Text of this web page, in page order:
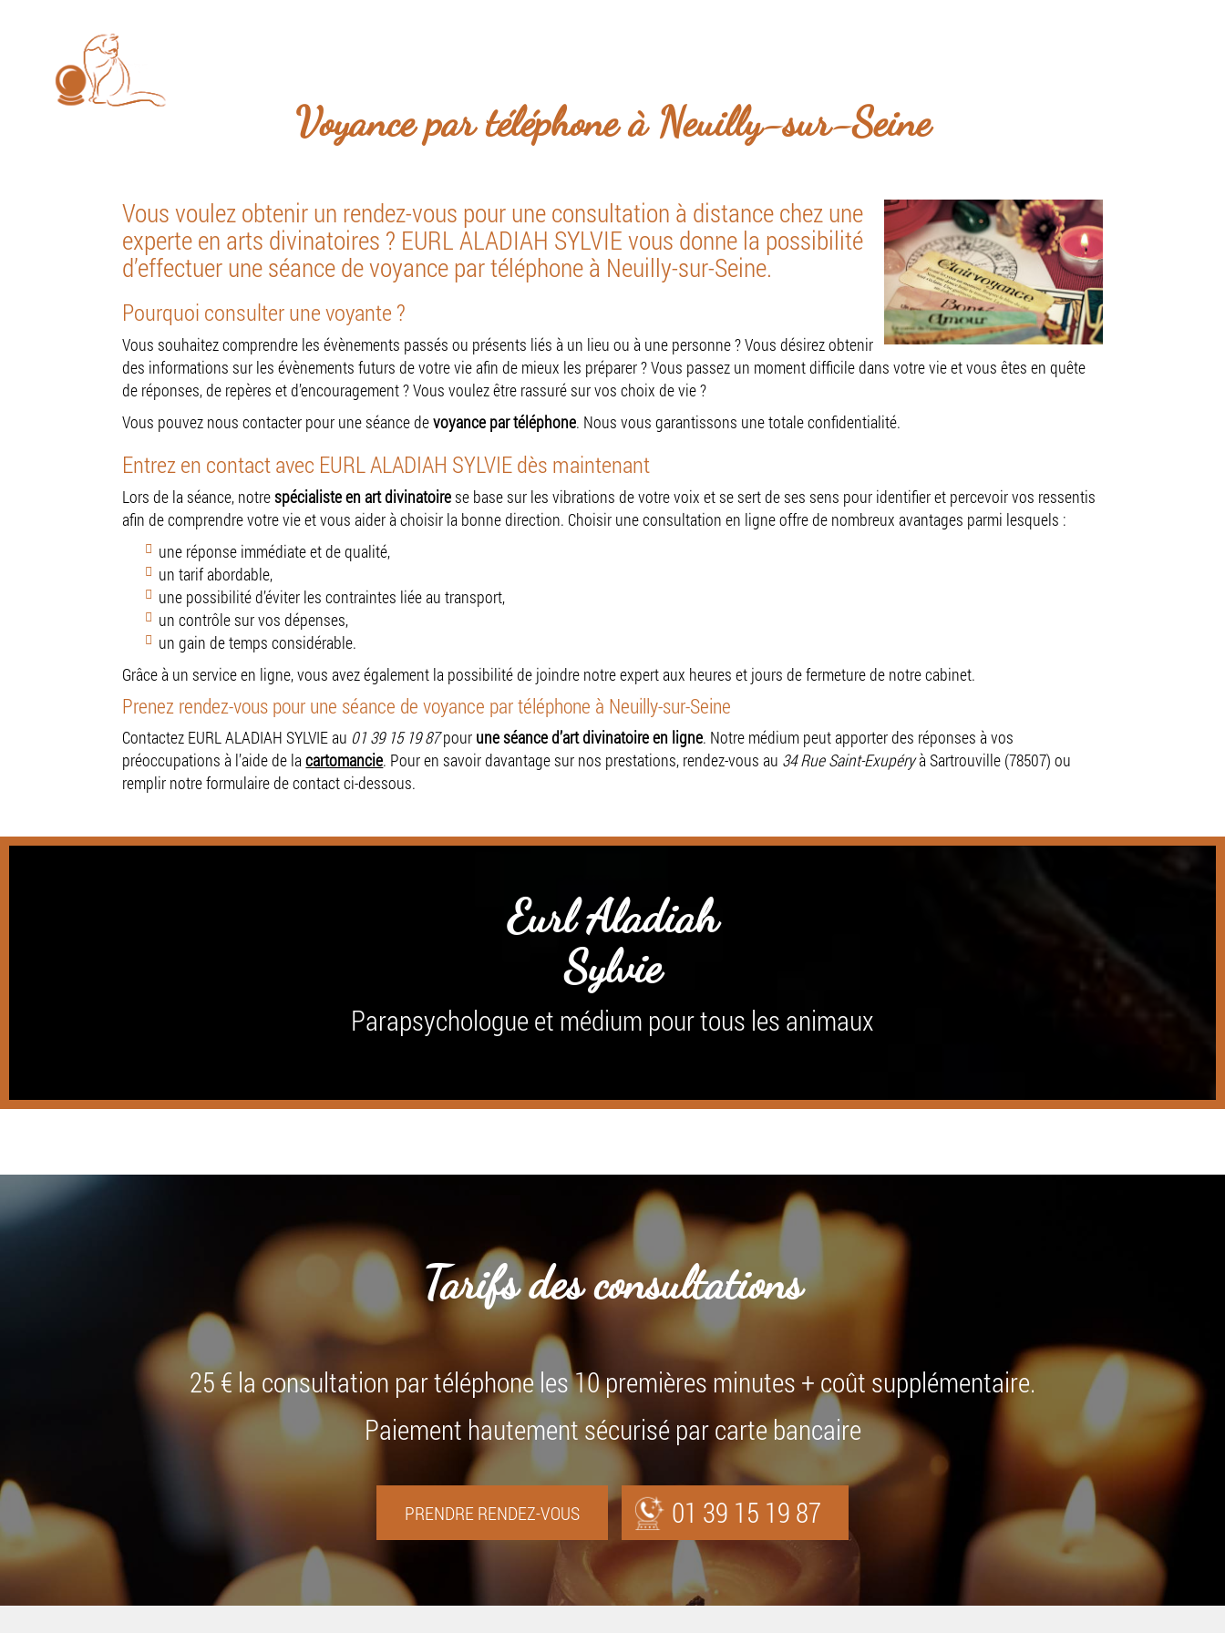
Voyance par téléphone à Neuilly-sur-Seine
Vous voulez obtenir un rendez-vous pour une consultation à distance chez une
experte en arts divinatoires ? EURL ALADIAH SYLVIE vous donne la possibilité
d’effectuer une séance de voyance par téléphone à Neuilly-sur-Seine.
Pourquoi consulter une voyante ?
Vous souhaitez comprendre les évènements passés ou présents liés à un lieu ou à une personne ? Vous désirez obtenir
des informations sur les évènements futurs de votre vie afin de mieux les préparer ? Vous passez un moment difficile dans votre vie et vous êtes en quête
de réponses, de repères et d’encouragement ? Vous voulez être rassuré sur vos choix de vie ?
Vous pouvez nous contacter pour une séance devoyance par téléphone. Nous vous garantissons une totale confidentialité.
Entrez en contact avec EURL ALADIAH SYLVIE dès maintenant
Lors de la séance, notrespécialiste en art divinatoirese base sur les vibrations de votre voix et se sert de ses sens pour identifier et percevoir vos ressentis
afin de comprendre votre vie et vous aider à choisir la bonne direction. Choisir une consultation en ligne offre de nombreux avantages parmi lesquels :
une réponse immédiate et de qualité,
un tarif abordable,
une possibilité d’éviter les contraintes liée au transport,
un contrôle sur vos dépenses,
un gain de temps considérable.
Grâce à un service en ligne, vous avez également la possibilité de joindre notre expert aux heures et jours de fermeture de notre cabinet.
Prenez rendez-vous pour une séance de voyance par téléphone à Neuilly-sur-Seine
Contactez EURL ALADIAH SYLVIE au 01 39 15 19 87pour une séance d’art divinatoire en ligne. Notre médium peut apporter des réponses à vos
préoccupations à l’aide de lacartomancie. Pour en savoir davantage sur nos prestations, rendez-vous au 34 Rue Saint-Exupéryà Sartrouville (78507) ou
remplir notre formulaire de contact ci-dessous.
Eurl Aladiah
Sylvie
Parapsychologue et médium pour tous les animaux
Tarifs des consultations
25 € la consultation par téléphone les 10 premières minutes + coût supplémentaire.
Paiement hautement sécurisé par carte bancaire
PRENDRE RENDEZ-VOUS 01 39 15 19 87